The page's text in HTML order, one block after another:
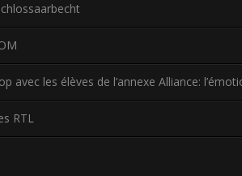
avec les élèves de l’annexe Alliance:
RTL